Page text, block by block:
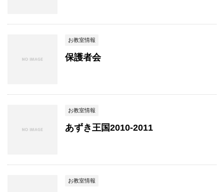
お教室情報
保護者会
お教室情報
あずき王国2010-2011
お教室情報